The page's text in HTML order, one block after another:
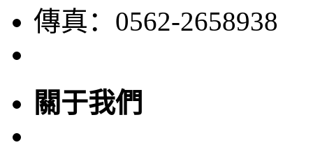
傳真：0562-2658938
關于我們